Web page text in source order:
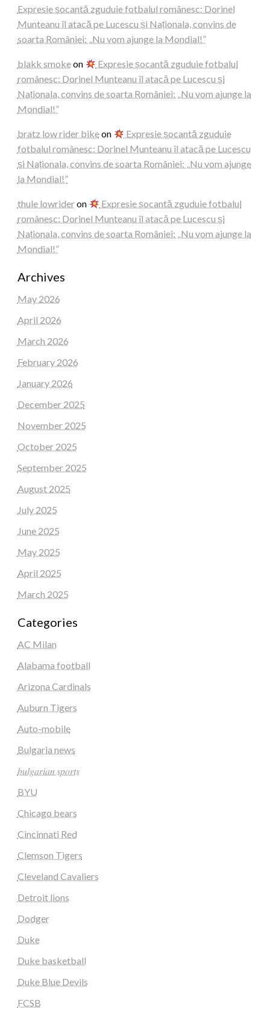
Expresie șocantă zguduie fotbalul românesc: Dorinel
Munteanu îl atacă pe Lucescu și Naționala, convins de
soarta României: „Nu vom ajunge la Mondial!”
blakk smokeon
Expresie șocantă zguduie fotbalul
românesc: Dorinel Munteanu îl atacă pe Lucescu și
Naționala, convins de soarta României: „Nu vom ajunge la
Mondial!”
bratz low rider bikeon
Expresie șocantă zguduie
fotbalul românesc: Dorinel Munteanu îl atacă pe Lucescu
și Naționala, convins de soarta României: „Nu vom ajunge
la Mondial!”
thule lowrideron
Expresie șocantă zguduie fotbalul
românesc: Dorinel Munteanu îl atacă pe Lucescu și
Naționala, convins de soarta României: „Nu vom ajunge la
Mondial!”
Archives
May 2026
April 2026
March 2026
February 2026
January 2026
December 2025
November 2025
October 2025
September 2025
August 2025
July 2025
June 2025
May 2025
April 2025
March 2025
Categories
AC Milan
Alabama football
Arizona Cardinals
Auburn Tigers
Auto-mobile
Bulgaria news
𝑏𝑢𝑙𝑔𝑎𝑟𝑖𝑎𝑛 𝑠𝑝𝑜𝑟𝑡𝑠
BYU
Chicago bears
Cincinnati Red
Clemson Tigers
Cleveland Cavaliers
Detroit lions
Dodger
Duke
Duke basketball
Duke Blue Devils
FCSB